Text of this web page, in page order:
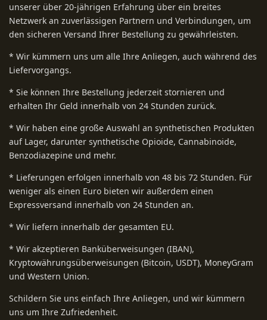
unserer über 20-jährigen Erfahrung über ein breites
Netzwerk an zuverlässigen Partnern und Verbindungen, um
den sicheren Versand Ihrer Bestellung zu gewährleisten.
* Wir kümmern uns um alle Ihre Anliegen, auch während des
Liefervorgangs.
* Sie können Ihre Bestellung jederzeit stornieren und
erhalten Ihr Geld innerhalb von 24 Stunden zurück.
* Wir haben eine große Auswahl an synthetischen Produkten
auf Lager, darunter synthetische Opioide, Cannabinoide,
Benzodiazepine und mehr.
* Lieferungen erfolgen innerhalb von 48 bis 72 Stunden. Für
weniger als einen Euro bieten wir außerdem einen
Expressversand innerhalb von 24 Stunden an.
* Wir liefern innerhalb der gesamten EU.
* Wir akzeptieren Banküberweisungen (IBAN),
Kryptowährungsüberweisungen (Bitcoin, USDT), MoneyGram
und Western Union.
Schildern Sie uns einfach Ihre Anliegen, und wir kümmern
uns um Ihre Zufriedenheit.